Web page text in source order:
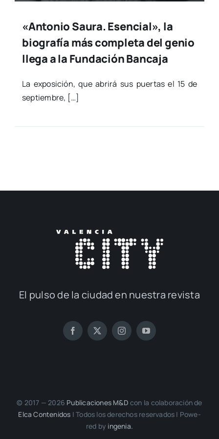
«Antonio Saura. Esencial», la
biografía más completa del genio
llega a la Fundación Bancaja
La expo­si­ción, que abri­rá sus puer­tas el 15 de
sep­tiem­bre, […]
El pul­so de la ciu­dad en nues­tra revis­ta
© 2017 — 2026 Publi­ca­cio­nes M&D con la cola­bo­ra­ción de
Elca Con­te­ni­dos | Todos los dere­chos reser­va­dos | Powe­
red by inge­nia.